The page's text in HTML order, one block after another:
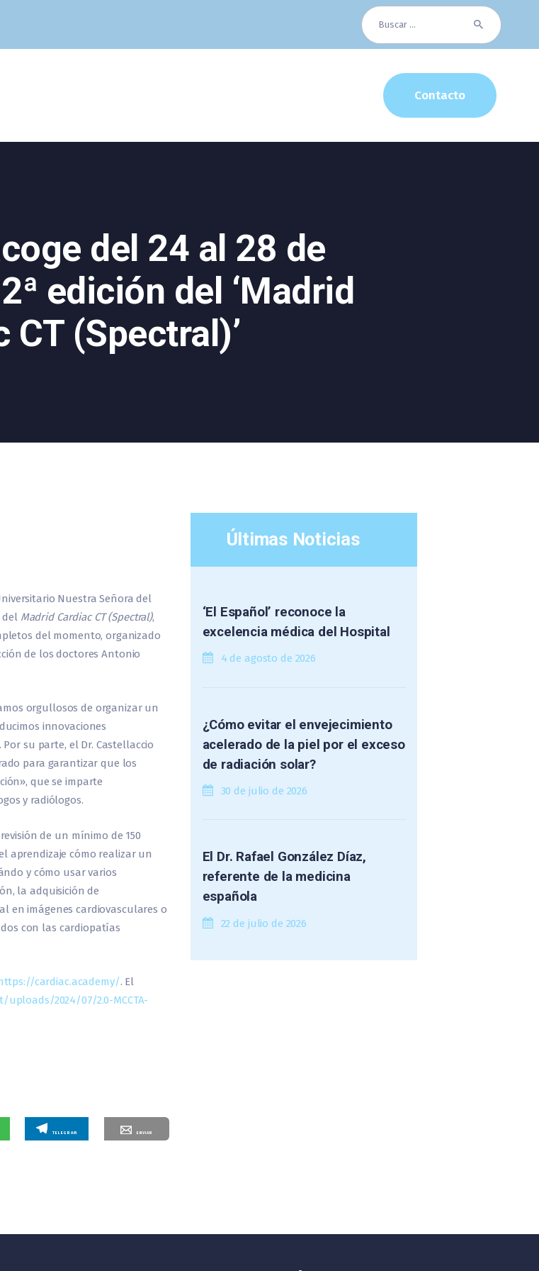
Buscar:
Contacto
del 24 al 28 de
edición del ‘Madrid
CT (Spectral)’
Nuestra Señora del
del Madrid Cardiac CT (Spectral),
del momento, organizado
de los doctores Antonio
orgullosos de organizar un
innovaciones
su parte, el Dr. Castellaccio
para garantizar que los
que se imparte
y radiólogos.
de un mínimo de 150
aprendizaje cómo realizar un
y cómo usar varios
la adquisición de
en imágenes cardiovasculares o
con las cardiopatías
cardiac.academy/. El
2024/07/2.0-MCCTA-
TELEGRAM ENVIAR
Últimas Noticias
‘El Español’ reconoce la
excelencia médica del Hospital
4 de agosto de 2026
¿Cómo evitar el envejecimiento
acelerado de la piel por el exceso
de radiación solar?
30 de julio de 2026
El Dr. Rafael González Díaz,
referente de la medicina
española
22 de julio de 2026